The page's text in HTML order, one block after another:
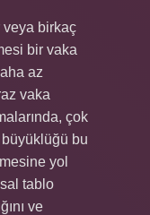
birkaç
bir vaka
az
vaka
çok
bu
yol
tablo
ve